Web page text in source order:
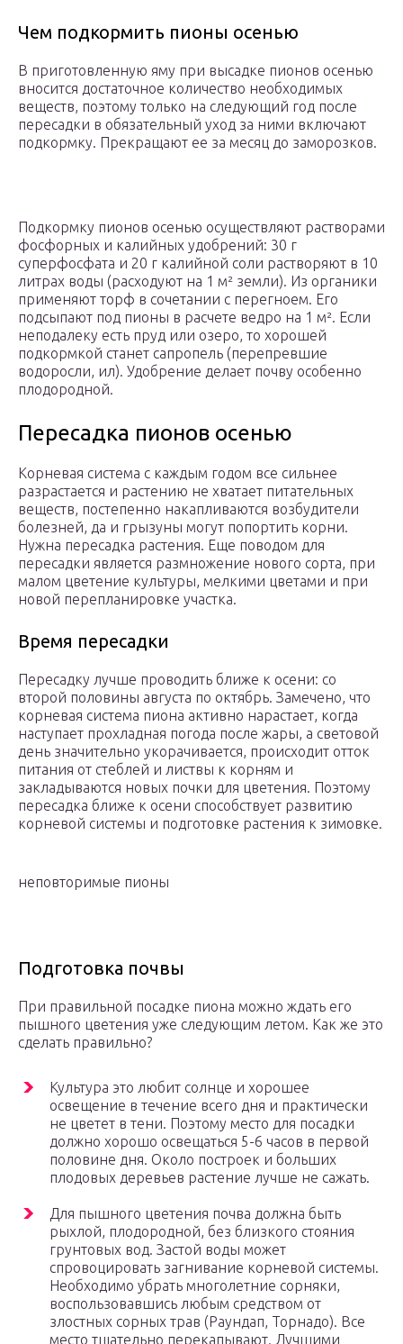
Чем подкормить пионы осенью
В приготовленную яму при высадке пионов осенью
вносится достаточное количество необходимых
веществ, поэтому только на следующий год после
пересадки в обязательный уход за ними включают
подкормку. Прекращают ее за месяц до заморозков.
Подкормку пионов осенью осуществляют растворами
фосфорных и калийных удобрений: 30 г
суперфосфата и 20 г калийной соли растворяют в 10
литрах воды (расходуют на 1 м² земли). Из органики
применяют торф в сочетании с перегноем. Его
подсыпают под пионы в расчете ведро на 1 м². Если
неподалеку есть пруд или озеро, то хорошей
подкормкой станет сапропель (перепревшие
водоросли, ил). Удобрение делает почву особенно
плодородной.
Пересадка пионов осенью
Корневая система с каждым годом все сильнее
разрастается и растению не хватает питательных
веществ, постепенно накапливаются возбудители
болезней, да и грызуны могут попортить корни.
Нужна пересадка растения. Еще поводом для
пересадки является размножение нового сорта, при
малом цветение культуры, мелкими цветами и при
новой перепланировке участка.
Время пересадки
Пересадку лучше проводить ближе к осени: со
второй половины августа по октябрь. Замечено, что
корневая система пиона активно нарастает, когда
наступает прохладная погода после жары, а световой
день значительно укорачивается, происходит отток
питания от стеблей и листвы к корням и
закладываются новых почки для цветения. Поэтому
пересадка ближе к осени способствует развитию
корневой системы и подготовке растения к зимовке.
неповторимые пионы
Подготовка почвы
При правильной посадке пиона можно ждать его
пышного цветения уже следующим летом. Как же это
сделать правильно?
Культура это любит солнце и хорошее
освещение в течение всего дня и практически
не цветет в тени. Поэтому место для посадки
должно хорошо освещаться 5-6 часов в первой
половине дня. Около построек и больших
плодовых деревьев растение лучше не сажать.
Для пышного цветения почва должна быть
рыхлой, плодородной, без близкого стояния
грунтовых вод. Застой воды может
спровоцировать загнивание корневой системы.
Необходимо убрать многолетние сорняки,
воспользовавшись любым средством от
злостных сорных трав (Раундап, Торнадо). Все
место тщательно перекапывают. Лучшими